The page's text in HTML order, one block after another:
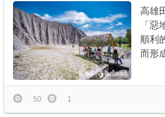
高雄
「惡
順利
而形
50 1